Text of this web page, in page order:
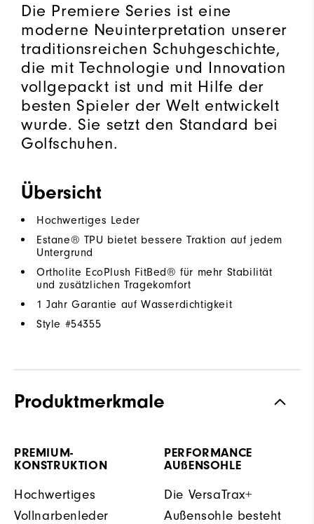
Die Premiere Series ist eine
moderne Neuinterpretation unserer
traditionsreichen Schuhgeschichte,
die mit Technologie und Innovation
vollgepackt ist und mit Hilfe der
besten Spieler der Welt entwickelt
wurde. Sie setzt den Standard bei
Golfschuhen.
Übersicht
Hochwertiges Leder
Estane® TPU bietet bessere Traktion auf jedem
Untergrund
Ortholite EcoPlush FitBed® für mehr Stabilität
und zusätzlichen Tragekomfort
1 Jahr Garantie auf Wasserdichtigkeit
Style #54355
Produktmerkmale
PREMIUM-
KONSTRUKTION
Hochwertiges
Vollnarbenleder
PERFORMANCE
AUßENSOHLE
Die VersaTrax+
Außensohle besteht